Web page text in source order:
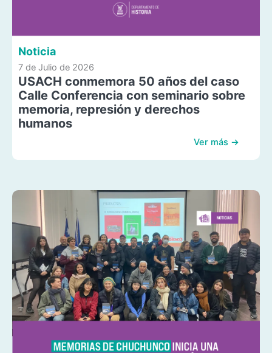
Noticia
7 de Julio de 2026
USACH conmemora 50 años del caso
Calle Conferencia con seminario sobre
memoria, represión y derechos
humanos
Ver más →